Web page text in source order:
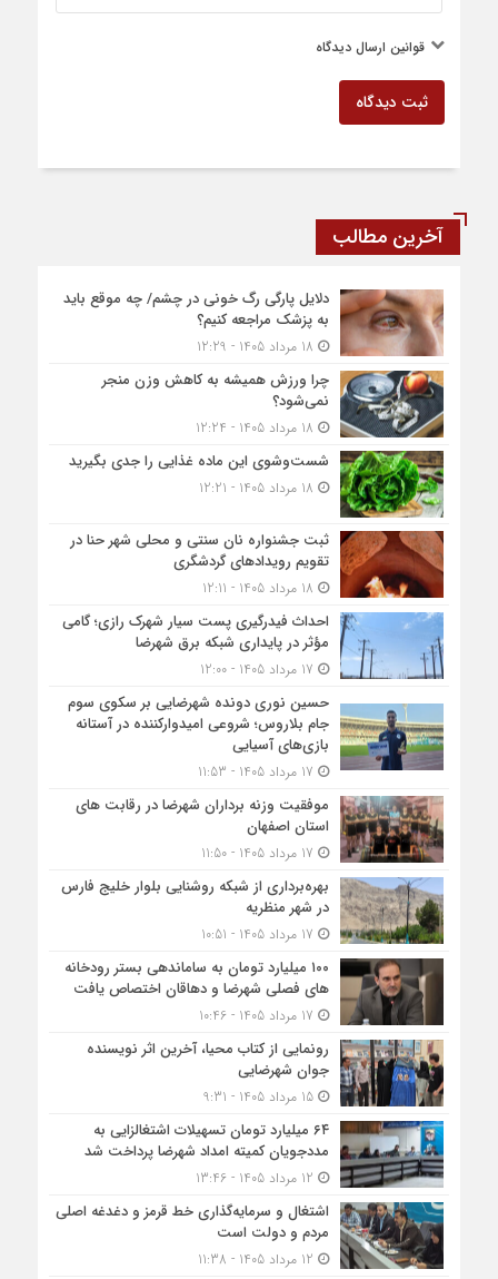
قوانین ارسال دیدگاه
ثبت دیدگاه
آخرین مطالب
دلایل پارگی رگ خونی در چشم/ چه موقع باید
به پزشک مراجعه کنیم؟
چرا ورزش همیشه به کاهش وزن منجر
نمی‌شود؟
شست‌وشوی این ماده غذایی را جدی بگیرید
ثبت جشنواره نان سنتی و محلی شهر حنا در
تقویم رویداد‌های گردشگری
احداث فیدرگیری پست سیار شهرک رازی؛ گامی
مؤثر در پایداری شبکه برق شهرضا
حسین نوری دونده شهرضایی بر سکوی سوم
جام بلاروس؛ شروعی امیدوارکننده در آستانه
بازی‌های آسیایی
موفقیت وزنه برداران شهرضا در رقابت های
استان اصفهان
بهره‌برداری از شبکه روشنایی بلوار خلیج فارس
در شهر منظریه
۱۰۰ میلیارد تومان به ساماندهی بستر رودخانه
های فصلی شهرضا و دهاقان اختصاص یافت
رونمایی از کتاب محیا، آخرین اثر نویسنده
جوان شهرضایی
15 مرداد 1405 - 9:31
۶۴ میلیارد تومان تسهیلات اشتغالزایی به
مددجویان کمیته امداد شهرضا پرداخت شد
اشتغال و سرمایه‌گذاری خط قرمز و دغدغه اصلی
مردم و دولت است